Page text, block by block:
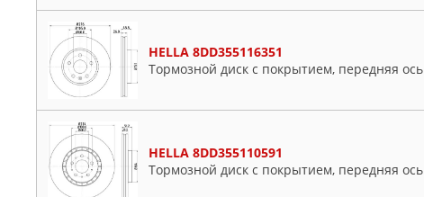
HELLA 8DD355116351
Тормозной диск с покрытием, передняя ось
HELLA 8DD355110591
Тормозной диск с покрытием, передняя ось